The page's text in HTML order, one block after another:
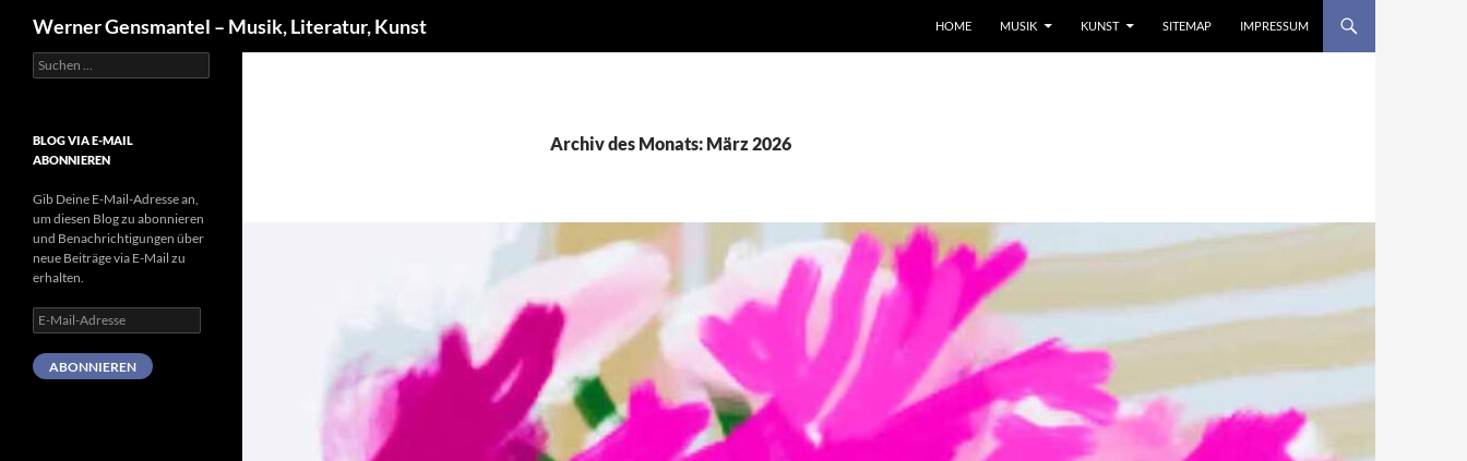
Werner Gensmantel – Musik, Literatur, Kunst HOME MUSIK KUNST SITEMAP IMPRESSUM
Archiv des Monats: März 2026
Suchen
nach:
BLOG VIA E-MAIL
ABONNIEREN
Gib Deine E-Mail-Adresse an,
um diesen Blog zu abonnieren
und Benachrichtigungen über
neue Beiträge via E-Mail zu
erhalten.
E-
Mail-
Adresse
ABONNIEREN